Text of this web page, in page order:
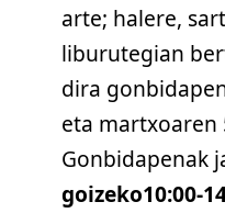
arte; halere,
liburutegian
dira
eta martxoaren
Gonbidapenak
goizeko10:00-